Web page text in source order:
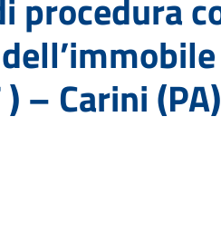
– Carini